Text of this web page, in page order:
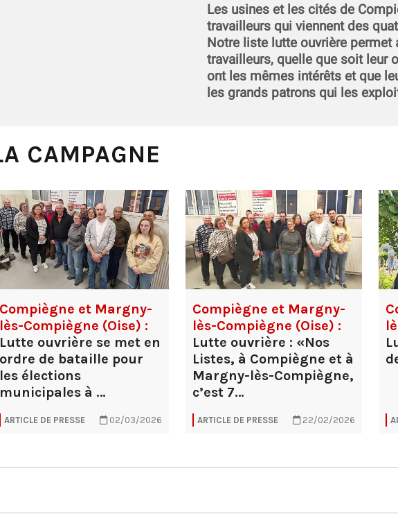
Les usines et les cités de
travailleurs qui viennent des
Notre liste lutte ouvrière permet
travailleurs, quelle que soit leur
ont les mêmes intérêts et que
les grands patrons qui les
CAMPAGNE
Compiègne et Margny-
lès-Compiègne (Oise) :
Lutte ouvrière se met en
ordre de bataille pour
les élections
municipales à …
ARTICLE DE PRESSE 02/03/2026
Compiègne et Margny-
lès-Compiègne (Oise) :
Lutte ouvrière : «Nos
Listes, à Compiègne et à
Margny-lès-Compiègne,
c’est 7…
ARTICLE DE PRESSE 22/02/2026